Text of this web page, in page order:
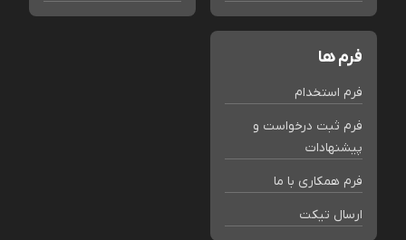
فرم ها
فرم استخدام
فرم ثبت درخواست و
پیشنهادات
فرم همکاری با ما
ارسال تیکت